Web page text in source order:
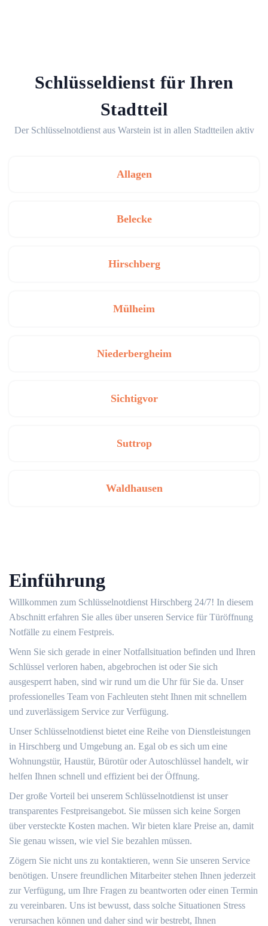
Schlüsseldienst für Ihren
Stadtteil
Der Schlüsselnotdienst aus Warstein ist in allen Stadtteilen aktiv
Allagen
Belecke
Hirschberg
Mülheim
Niederbergheim
Sichtigvor
Suttrop
Waldhausen
Einführung
Willkommen zum Schlüsselnotdienst Hirschberg 24/7!​ In diesem
Abschnitt erfahren Sie alles über unseren Service für Türöffnung
Notfälle zu einem Festpreis.
Wenn Sie sich gerade in einer Notfallsituation befinden und Ihren
Schlüssel verloren haben, abgebrochen ist oder Sie sich
ausgesperrt haben, sind wir rund um die Uhr für Sie da.​ Unser
professionelles Team von Fachleuten steht Ihnen mit schnellem
und zuverlässigem Service zur Verfügung.​
Unser Schlüsselnotdienst bietet eine Reihe von Dienstleistungen
in Hirschberg und Umgebung an.​ Egal ob es sich um eine
Wohnungstür, Haustür, Bürotür oder Autoschlüssel handelt, wir
helfen Ihnen schnell und effizient bei der Öffnung.
Der große Vorteil bei unserem Schlüsselnotdienst ist unser
transparentes Festpreisangebot.​ Sie müssen sich keine Sorgen
über versteckte Kosten machen. Wir bieten klare Preise an, damit
Sie genau wissen, wie viel Sie bezahlen müssen.​
Zögern Sie nicht uns zu kontaktieren, wenn Sie unseren Service
benötigen.​ Unsere freundlichen Mitarbeiter stehen Ihnen jederzeit
zur Verfügung, um Ihre Fragen zu beantworten oder einen Termin
zu vereinbaren.​ Uns ist bewusst, dass solche Situationen Stress
verursachen können und daher sind wir bestrebt, Ihnen